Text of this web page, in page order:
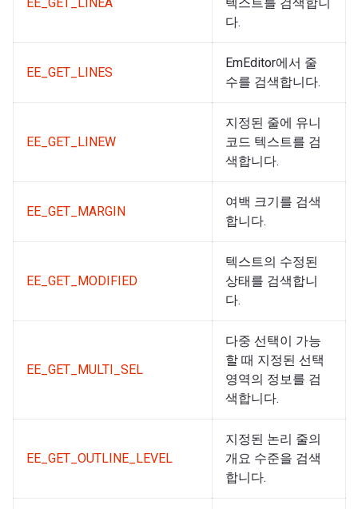
다.
EE_GET_LINES
EmEditor에서 줄
수를 검색합니다.
EE_GET_LINEW
지정된 줄에 유니
코드 텍스트를 검
색합니다.
EE_GET_MARGIN
여백 크기를 검색
합니다.
EE_GET_MODIFIED
텍스트의 수정된
상태를 검색합니
다.
EE_GET_MULTI_SEL
다중 선택이 가능
할 때 지정된 선택
영역의 정보를 검
색합니다.
EE_GET_OUTLINE_LEVEL
지정된 논리 줄의
개요 수준을 검색
합니다.